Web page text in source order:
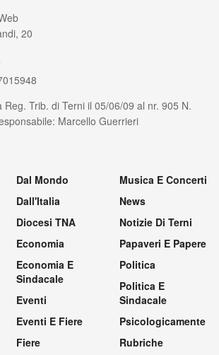
20
Reg. Trib. di Terni il 05/06/09 al nr. 905 N.
Marcello Guerrieri
Dal Mondo
Dall'Italia
Diocesi TNA
Economia
Economia E
Sindacale
Eventi
Eventi E Fiere
Fiere
Musica E Concerti
News
Notizie Di Terni
Papaveri E Papere
Politica
Politica E
Sindacale
Psicologicamente
Rubriche